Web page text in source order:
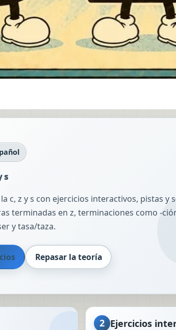
s
c, z y s con ejercicios interactivos, pistas y
terminadas en z, terminaciones como -
y tasa/taza.
Repasar la teoría
2 Ejercicios